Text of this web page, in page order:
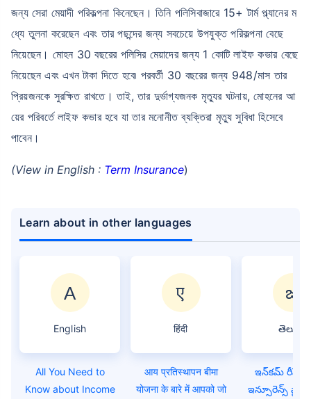
জন্য সেরা মেয়াদী পরিকল্পনা কিনেছেন। তিনি পলিসিবাজারে 15+ টার্ম প্ল্যানের ম
ধ্যে তুলনা করেছেন এবং তার পছন্দের জন্য সবচেয়ে উপযুক্ত পরিকল্পনা বেছে
নিয়েছেন। মোহন 30 বছরের পলিসির মেয়াদের জন্য 1 কোটি লাইফ কভার বেছে
নিয়েছেন এবং এখন টাকা দিতে হবে৷ পরবর্তী 30 বছরের জন্য 948/মাস তার
প্রিয়জনকে সুরক্ষিত রাখতে। তাই, তার দুর্ভাগ্যজনক মৃত্যুর ঘটনায়, মোহনের আ
য়ের পরিবর্তে লাইফ কভার হবে যা তার মনোনীত ব্যক্তিরা মৃত্যু সুবিধা হিসেবে
পাবেন।
(View in English : Term Insurance)
Learn about in other languages
English
All You Need to
Know about Income
हिंदी
आय प्रतिस्थापन बीमा
योजना के बारे में आपको जो
తెలుగు
ఇన్‌కమ్
ఇన్సూరెన్స్ ప్లాన్